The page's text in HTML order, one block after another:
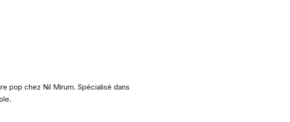
pop chez Nil Mirum. Spécialisé dans